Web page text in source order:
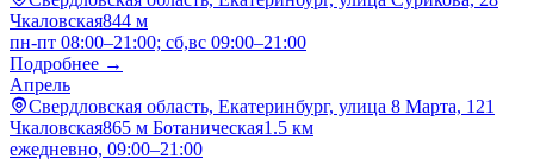
Чкаловская844 м
пн-пт 08:00–21:00; сб,вс 09:00–21:00
Подробнее →
Апрель
Свердловская область, Екатеринбург, улица 8 Марта, 121
Чкаловская865 м Ботаническая1.5 км
ежедневно, 09:00–21:00